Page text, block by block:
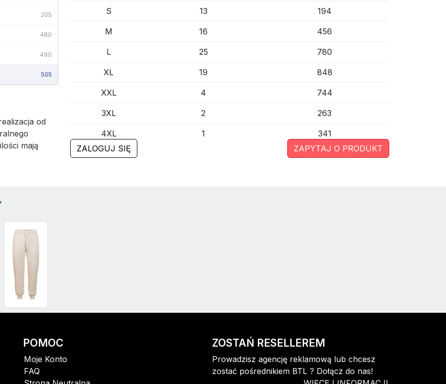
205
480
490
505
od
mają
S 13 194
M 16 456
L 25 780
XL 19 848
XXL 4 744
3XL 2 263
4XL 1 341
5XL 190
ZALOGUJ SIĘ ZAPYTAJ O PRODUKT
POMOC
Moje Konto
FAQ
ZOSTAŃ RESELLEREM
Prowadzisz agencję reklamową lub chcesz
zostać pośrednikiem BTL ? Dołącz do nas!